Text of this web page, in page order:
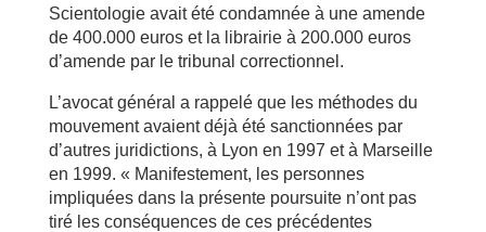
Scientologie avait été condamnée à une amende
de 400.000 euros et la librairie à 200.000 euros
d’amende par le tribunal correctionnel.
L’avocat général a rappelé que les méthodes du
mouvement avaient déjà été sanctionnées par
d’autres juridictions, à Lyon en 1997 et à Marseille
en 1999. « Manifestement, les personnes
impliquées dans la présente poursuite n’ont pas
tiré les conséquences de ces précédentes